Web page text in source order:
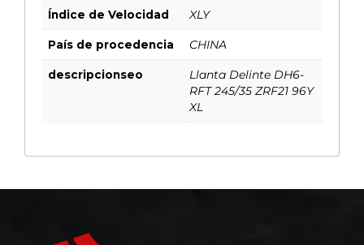
Índice de Velocidad XLY
País de procedencia CHINA
descripcionseo
Llanta Delinte DH6-
RFT 245/35 ZRF21 96Y
XL